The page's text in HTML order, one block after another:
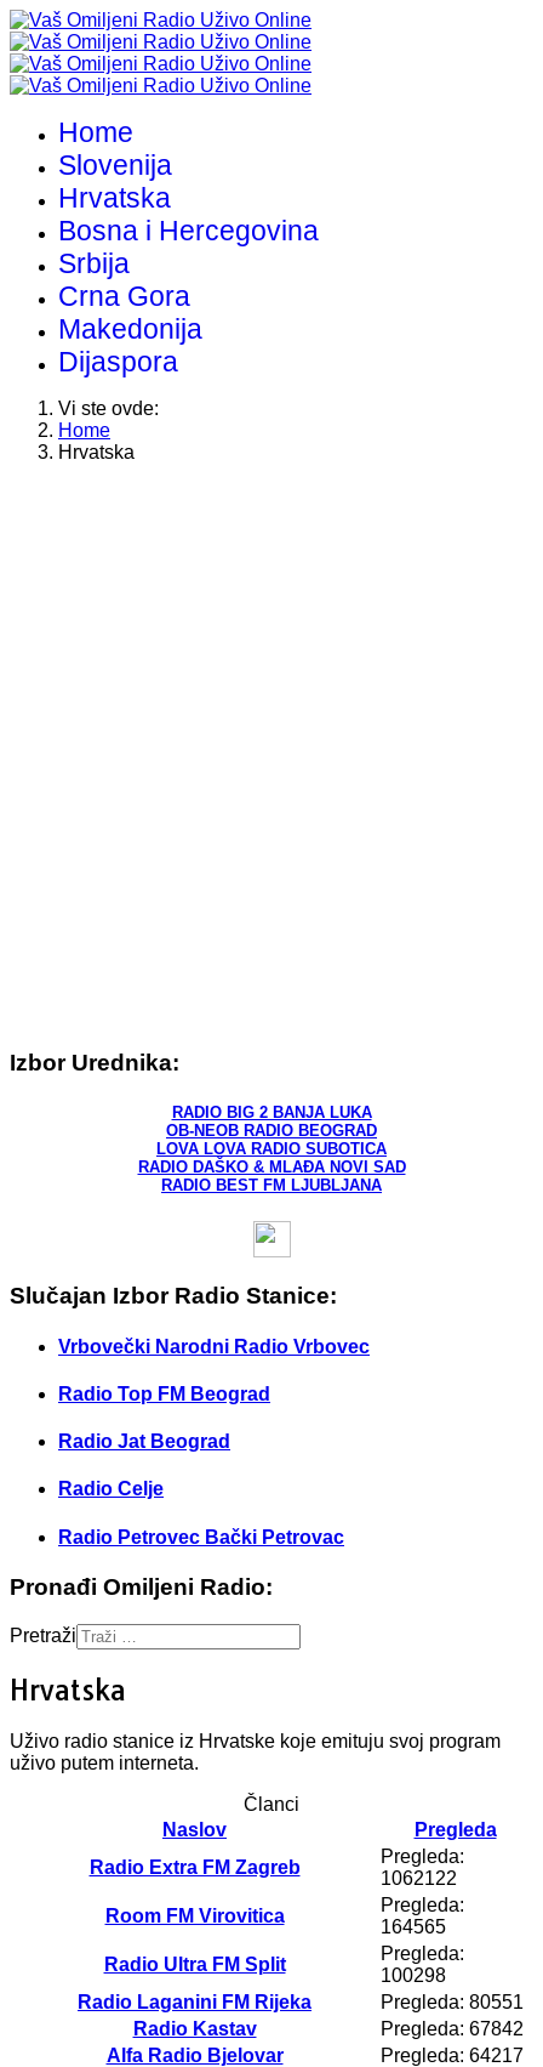
Home
Slovenija
Hrvatska
Bosna i Hercegovina
Srbija
Crna Gora
Makedonija
Dijaspora
Vi ste ovde:
Home
Hrvatska
Izbor Urednika:
RADIO BIG 2 BANJA LUKA
OB-NEOB RADIO BEOGRAD
LOVA LOVA RADIO SUBOTICA
RADIO DAŠKO & MLAĐA NOVI SAD
RADIO BEST FM LJUBLJANA
Slučajan Izbor Radio Stanice:
Vrbovečki Narodni Radio Vrbovec
Radio Top FM Beograd
Radio Jat Beograd
Radio Celje
Radio Petrovec Bački Petrovac
Pronađi Omiljeni Radio:
Pretraži
Hrvatska
Uživo radio stanice iz Hrvatske koje emituju svoj program
uživo putem interneta.
Članci
Naslov
Pregleda
Radio Extra FM Zagreb
Pregleda:
1062122
Room FM Virovitica
Pregleda:
164565
Radio Ultra FM Split
Pregleda:
100298
Radio Laganini FM Rijeka
Pregleda: 80551
Radio Kastav
Pregleda: 67842
Alfa Radio Bjelovar
Pregleda: 64217